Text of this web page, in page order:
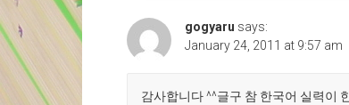
gogyaru says:
January 24, 2011 at 9:57 am
감사합니다 ^^글구 참 한국어 실력이